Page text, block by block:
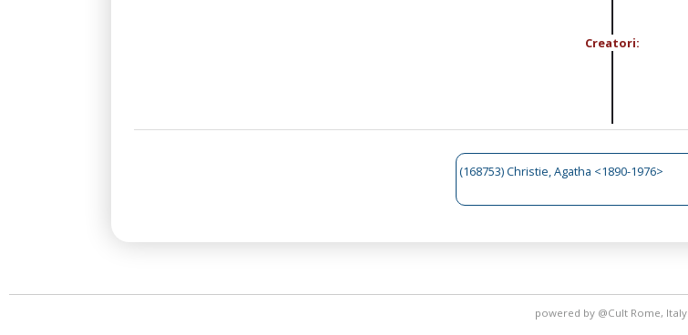
Creatori:
(168753) Christie, Agatha <1890-1976>
powered by @Cult Rome, Italy.